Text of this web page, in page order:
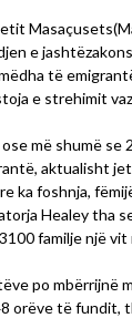
e
të
e strehimit
më shumë se
aktualisht
ka foshnja,
Healey tha
familje një vit
po mbërrijnë
orëve të fundit,